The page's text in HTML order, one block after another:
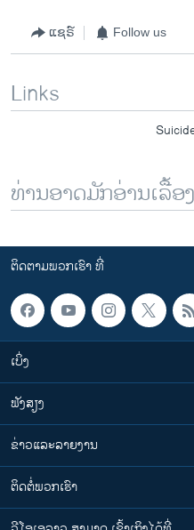
ແຊຣ໌ Follow us
Links
ທ່ານອາດມັກອ່ານເລື້ອ
ຕິດຕາມພວກເຮົາ ທີ່
ເບິ່ງ
ຟັງສຽງ
ຂ່າວແລະລາຍງານ
ຕິດຕໍ່ພວກເຮົາ